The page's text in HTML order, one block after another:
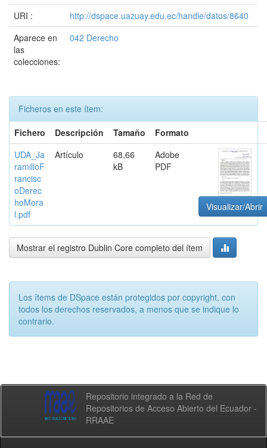
URI :
http://dspace.uazuay.edu.ec/handle/datos/8640
Aparece en
las
colecciones:
042 Derecho
Ficheros en este ítem:
Fichero
Descripción Tamaño
Formato
UDA_Ja
ramilloF
rancisc
oDerec
hoMora
l.pdf
Artículo
68,66
kB
Adobe
PDF
Visualizar/Abrir
Mostrar el registro Dublin Core completo del ítem
Los ítems de DSpace están protegidos por copyright, con
todos los derechos reservados, a menos que se indique lo
contrario.
Repositorio integrado a la Red de
Repositorios de Acceso Abierto del Ecuador -
RRAAE